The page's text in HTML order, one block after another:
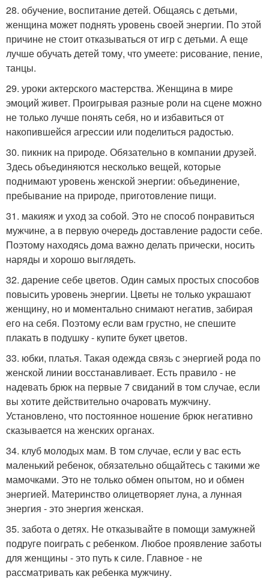
28. обучение, воспитание детей. Общаясь с детьми,
женщина может поднять уровень своей энергии. По этой
причине не стоит отказываться от игр с детьми. А еще
лучше обучать детей тому, что умеете: рисование, пение,
танцы.
29. уроки актерского мастерства. Женщина в мире
эмоций живет. Проигрывая разные роли на сцене можно
не только лучше понять себя, но и избавиться от
накопившейся агрессии или поделиться радостью.
30. пикник на природе. Обязательно в компании друзей.
Здесь объединяются несколько вещей, которые
поднимают уровень женской энергии: объединение,
пребывание на природе, приготовление пищи.
31. макияж и уход за собой. Это не способ понравиться
мужчине, а в первую очередь доставление радости себе.
Поэтому находясь дома важно делать прически, носить
наряды и хорошо выглядеть.
32. дарение себе цветов. Один самых простых способов
повысить уровень энергии. Цветы не только украшают
женщину, но и моментально снимают негатив, забирая
его на себя. Поэтому если вам грустно, не спешите
плакать в подушку - купите букет цветов.
33. юбки, платья. Такая одежда связь с энергией рода по
женской линии восстанавливает. Есть правило - не
надевать брюк на первые 7 свиданий в том случае, если
вы хотите действительно очаровать мужчину.
Установлено, что постоянное ношение брюк негативно
сказывается на женских органах.
34. клуб молодых мам. В том случае, если у вас есть
маленький ребенок, обязательно общайтесь с такими же
мамочками. Это не только обмен опытом, но и обмен
энергией. Материнство олицетворяет луна, а лунная
энергия - это энергия женская.
35. забота о детях. Не отказывайте в помощи замужней
подруге поиграть с ребенком. Любое проявление заботы
для женщины - это путь к силе. Главное - не
рассматривать как ребенка мужчину.